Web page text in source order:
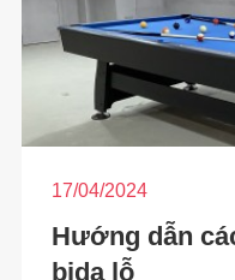
17/04/2024
Hướng dẫn
bida lỗ